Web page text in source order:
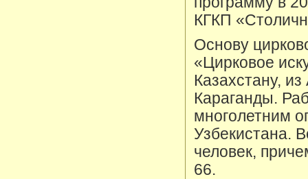
КГКП
Основу
«Цирковое
Казахстану,
Караганды.
многолетним
Узбекистана.
человек,
66.